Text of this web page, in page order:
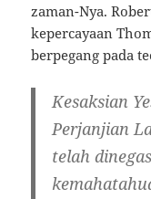
zaman-Nya.
kepercayaan
berpegang pada
Kesaksian
Perjanjian
telah